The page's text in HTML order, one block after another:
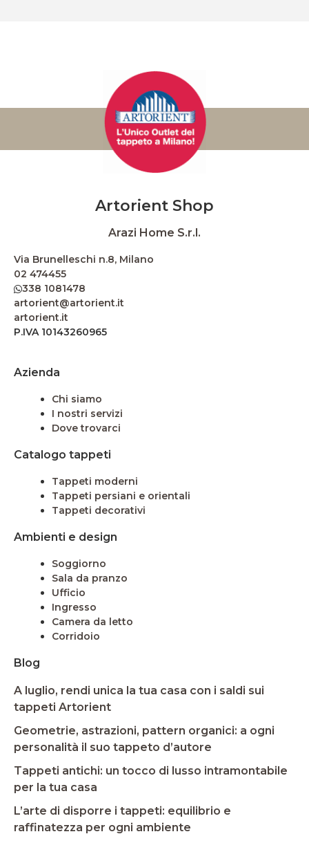
Artorient Shop
Arazi Home S.r.l.
Via Brunelleschi n.8, Milano
02 474455
338 1081478
artorient@artorient.it
artorient.it
P.IVA 10143260965
Azienda
Chi siamo
I nostri servizi
Dove trovarci
Catalogo tappeti
Tappeti moderni
Tappeti persiani e orientali
Tappeti decorativi
Ambienti e design
Soggiorno
Sala da pranzo
Ufficio
Ingresso
Camera da letto
Corridoio
Blog
A luglio, rendi unica la tua casa con i saldi sui
tappeti Artorient
Geometrie, astrazioni, pattern organici: a ogni
personalità il suo tappeto d’autore
Tappeti antichi: un tocco di lusso intramontabile
per la tua casa
L’arte di disporre i tappeti: equilibrio e
raffinatezza per ogni ambiente